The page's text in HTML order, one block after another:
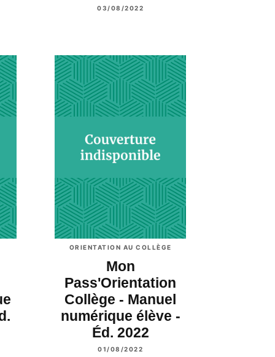
03/08/2022
ORIENTATION AU COLLÈGE
Mon
Pass'Orientation
Collège - Manuel
numérique élève -
Éd. 2022
01/08/2022